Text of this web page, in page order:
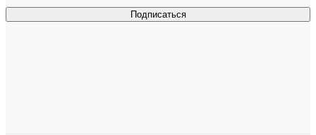
Подписаться